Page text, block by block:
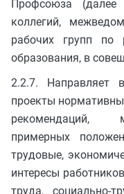
Профсоюза
коллегий,
рабочих групп по
образования, в
2.2.7. Направляет
проекты
рекомендаций,
примерных
трудовые,
интересы
труда, социально-